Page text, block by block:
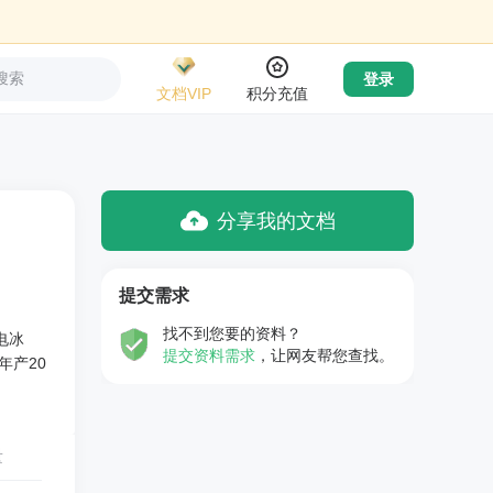
索
文档VIP
积分充值
登录
冰
产20
分享我的文档
提交需求
找不到您要的资料？
提交资料需求 ，让网友帮您查找。